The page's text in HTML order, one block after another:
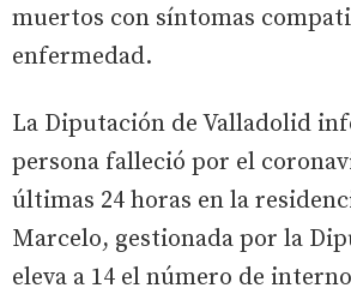
muertos con síntomas
enfermedad.
La Diputación de Valladolid
persona falleció por el
últimas 24 horas en la
Marcelo, gestionada por la
eleva a 14 el número de